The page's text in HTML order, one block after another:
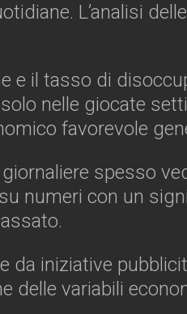
L’analisi
e il tasso di
nelle giocate
favorevole
spesso
numeri con un
da iniziative
delle variabili